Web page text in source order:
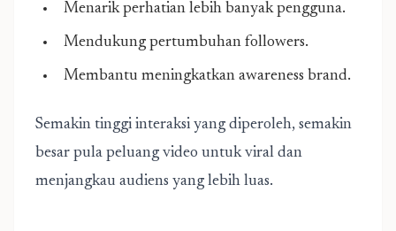
Menarik perhatian lebih banyak pengguna.
Mendukung pertumbuhan followers.
Membantu meningkatkan awareness brand.
Semakin tinggi interaksi yang diperoleh, semakin
besar pula peluang video untuk viral dan
menjangkau audiens yang lebih luas.